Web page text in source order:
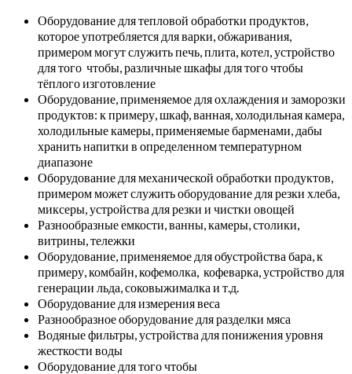
Оборудование для тепловой обработки продуктов,
которое употребляется для варки, обжаривания,
примером могут служить печь, плита, котел, устройство
для того чтобы, различные шкафы для того чтобы
тёплого изготовление
Оборудование, применяемое для охлаждения и заморозки
продуктов: к примеру, шкаф, ванная, холодильная камера,
холодильные камеры, применяемые барменами, дабы
хранить напитки в определенном температурном
диапазоне
Оборудование для механической обработки продуктов,
примером может служить оборудование для резки хлеба,
миксеры, устройства для резки и чистки овощей
Разнообразные емкости, ванны, камеры, столики,
витрины, тележки
Оборудование, применяемое для обустройства бара, к
примеру, комбайн, кофемолка, кофеварка, устройство для
генерации льда, соковыжималка и т.д.
Оборудование для измерения веса
Разнообразное оборудование для разделки мяса
Водяные фильтры, устройства для понижения уровня
жесткости воды
Оборудование для того чтобы